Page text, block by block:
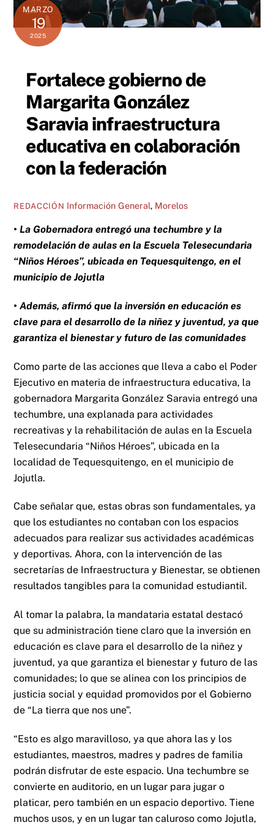
MARZO
19
2025
Fortalece gobierno de
Margarita González
Saravia infraestructura
educativa en colaboración
con la federación
REDACCIÓN Información General, Morelos
• La Gobernadora entregó una techumbre y la
remodelación de aulas en la Escuela Telesecundaria
“Niños Héroes”, ubicada en Tequesquitengo, en el
municipio de Jojutla
• Además, afirmó que la inversión en educación es
clave para el desarrollo de la niñez y juventud, ya que
garantiza el bienestar y futuro de las comunidades
Como parte de las acciones que lleva a cabo el Poder
Ejecutivo en materia de infraestructura educativa, la
gobernadora Margarita González Saravia entregó una
techumbre, una explanada para actividades
recreativas y la rehabilitación de aulas en la Escuela
Telesecundaria “Niños Héroes”, ubicada en la
localidad de Tequesquitengo, en el municipio de
Jojutla.
Cabe señalar que, estas obras son fundamentales, ya
que los estudiantes no contaban con los espacios
adecuados para realizar sus actividades académicas
y deportivas. Ahora, con la intervención de las
secretarías de Infraestructura y Bienestar, se obtienen
resultados tangibles para la comunidad estudiantil.
Al tomar la palabra, la mandataria estatal destacó
que su administración tiene claro que la inversión en
educación es clave para el desarrollo de la niñez y
juventud, ya que garantiza el bienestar y futuro de las
comunidades; lo que se alinea con los principios de
justicia social y equidad promovidos por el Gobierno
de “La tierra que nos une”.
“Esto es algo maravilloso, ya que ahora las y los
estudiantes, maestros, madres y padres de familia
podrán disfrutar de este espacio. Una techumbre se
convierte en auditorio, en un lugar para jugar o
platicar, pero también en un espacio deportivo. Tiene
muchos usos, y en un lugar tan caluroso como Jojutla,